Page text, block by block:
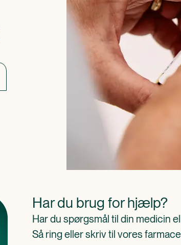
Har du brug for hjælp?
Har du spørgsmål til din medicin
Så ring eller skriv til vores